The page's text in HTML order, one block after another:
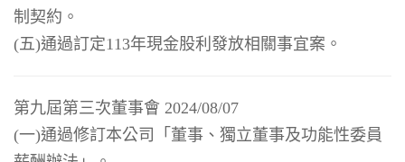
制契約。
(五)通過訂定113年現金股利發放相關事宜案。
第九屆第三次董事會 2024/08/07
(一)通過修訂本公司「董事、獨立董事及功能性委員